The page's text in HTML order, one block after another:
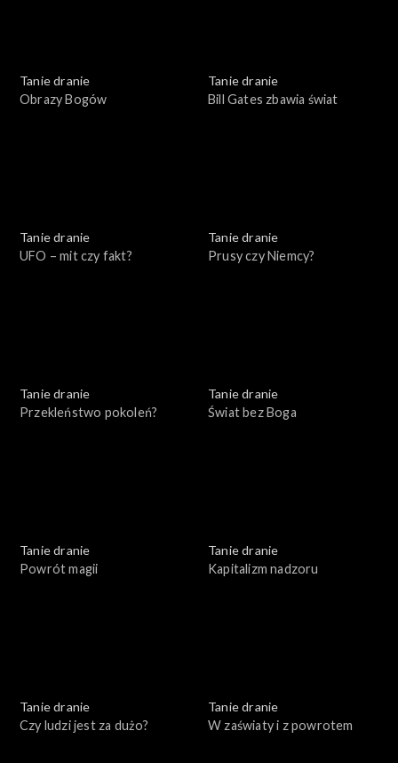
Tanie dranie
Obrazy Bogów
Tanie dranie
Bill Gates zbawia świat
Tanie dranie
UFO – mit czy fakt?
Tanie dranie
Prusy czy Niemcy?
Tanie dranie
Przekleństwo pokoleń?
Tanie dranie
Świat bez Boga
Tanie dranie
Powrót magii
Tanie dranie
Kapitalizm nadzoru
Tanie dranie
Czy ludzi jest za dużo?
Tanie dranie
W zaświaty i z powrotem